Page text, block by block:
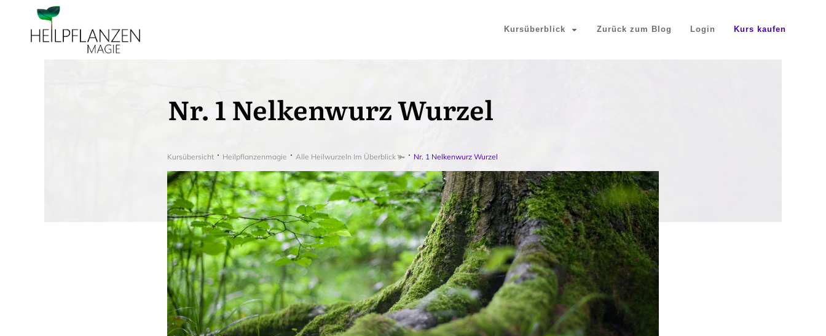
Kursüberblick Zurück zum Blog Login Kurs kaufen
Nr. 1 Nelkenwurz Wurzel
Kursübersicht Heilpflanzenmagie Alle Heilwurzeln Im Überblick 🫚 Nr. 1 Nelkenwurz Wurzel